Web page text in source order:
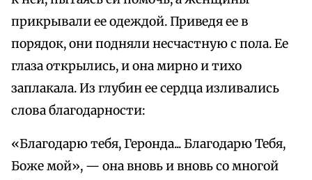
прикрывали ее одеждой. Приведя ее в
порядок, они подняли несчастную с пола. Ее
глаза открылись, и она мирно и тихо
заплакала. Из глубин ее сердца изливались
слова благодарности:
«Благодарю тебя, Геронда... Благодарю Тебя,
Боже мой», — она вновь и вновь со многой